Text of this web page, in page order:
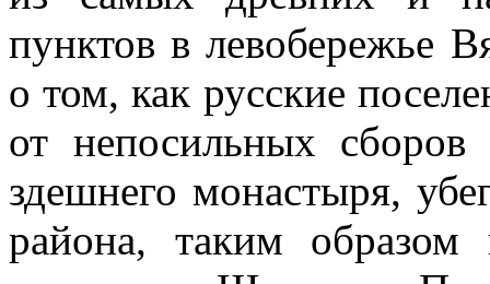
пунктов в левобережье
о том, как русские
от непосильных
здешнего монастыря,
района, таким образом